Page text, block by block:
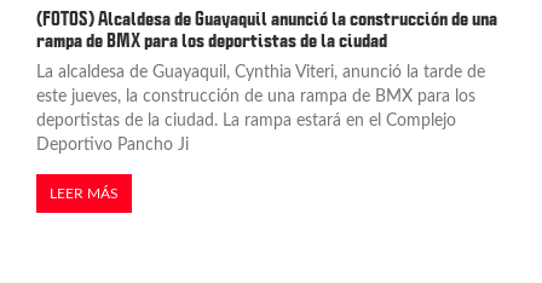
(FOTOS) Alcaldesa de Guayaquil anunció la construcción de una
rampa de BMX para los deportistas de la ciudad
La alcaldesa de Guayaquil, Cynthia Viteri, anunció la tarde de
este jueves, la construcción de una rampa de BMX para los
deportistas de la ciudad. La rampa estará en el Complejo
Deportivo Pancho Ji
LEER MÁS